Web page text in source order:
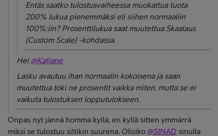
Entäs saatko tulostusvaiheessa muokattua tuota
200% lukua pienemmäksi eli siihen normaaliin
100%:iin? Prosenttilukua saat muutettua Skaalaus
(Custom Scale) -kohdassa.
Hei@Katjane
Lasku avautuu ihan normaalin kokoisena ja saan
muutettua toki ne prosentit vaikka miten, mutta se ei
vaikuta tulostuksen lopputulokseen.
Onpas nyt jännä homma kyllä, en kyllä sitten ymmärrä
miksi se tulostuu siltikin suurena. Olisiko @SINAD sinulla